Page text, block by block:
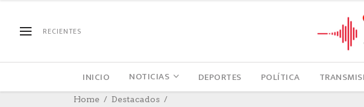
RECIENTES
INICIO NOTICIAS DEPORTES POLÍTICA
Home
Destacados